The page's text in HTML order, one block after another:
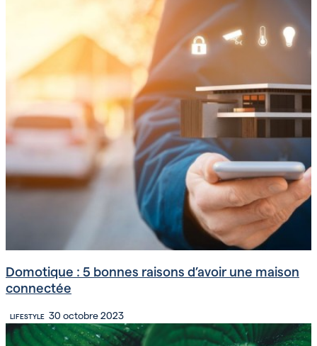
Domotique : 5 bonnes raisons d’avoir une maison
connectée
LIFESTYLE 30 octobre 2023